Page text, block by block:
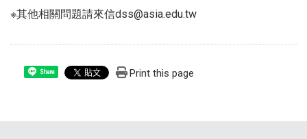
※其他相關問題請來信dss@asia.edu.tw
Share Print this page